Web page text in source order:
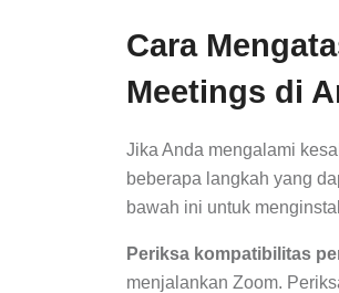
Cara
Meetings di
Jika Anda mengalami
beberapa langkah yang
bawah ini untuk
Periksa kompatibilitas
menjalankan Zoom.